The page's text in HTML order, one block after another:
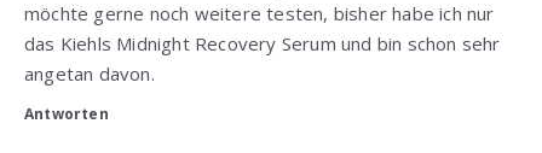
möchte gerne noch weitere testen, bisher habe ich nur
das Kiehls Midnight Recovery Serum und bin schon sehr
angetan davon.
Antworten